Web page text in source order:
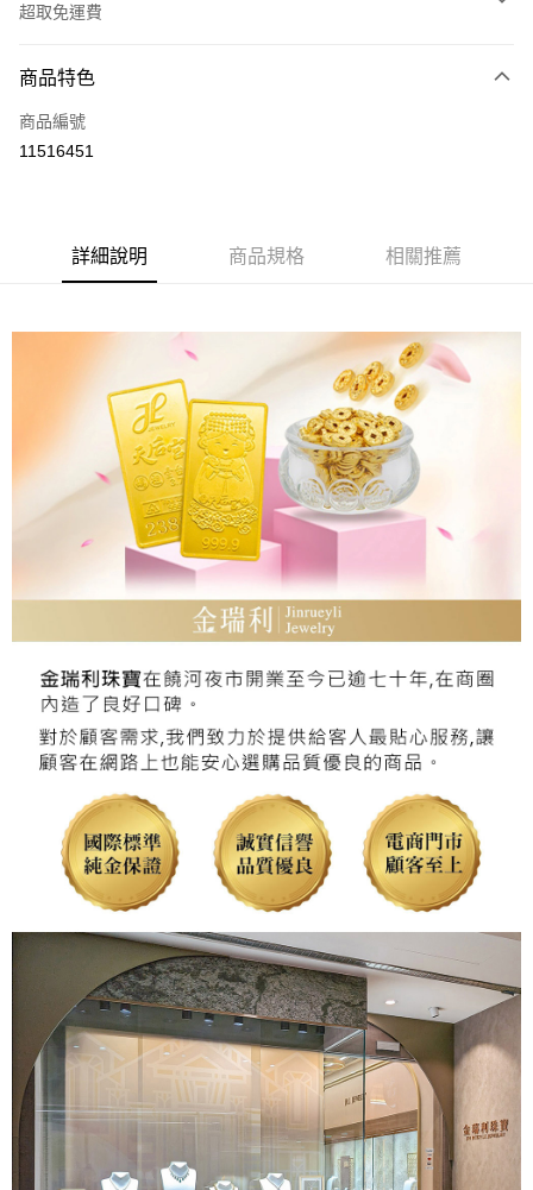
超取免運費
信用卡一次付款
超商取貨付款
街口支付
全家取貨付款
7-11取貨付款
商品特色
商品編號
11516451
詳細說明 商品規格 相關推薦